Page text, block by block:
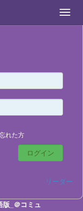
れた方
ログイン
リーダー
_＠コミュ